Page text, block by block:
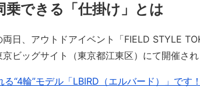
乗できる「仕掛け」とは
日、アウトドアイベント「FIELD STYLE
ビッグサイト（東京都江東区）にて開催され
る“4輪”モデル「LBIRD（エルバード）」です